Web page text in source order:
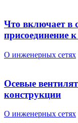
Что включает в
присоединение
О инженерных сетях
Осевые
конструкции
О инженерных сетях